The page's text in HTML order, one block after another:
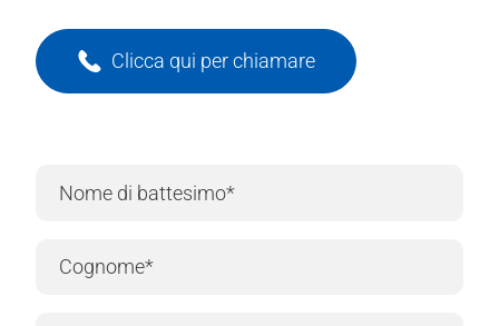
Clicca qui per chiamare